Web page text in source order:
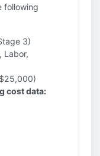
following
3)
Labor,
cost data: